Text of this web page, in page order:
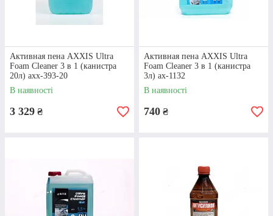
Активная пена AXXIS Ultra
Foam Cleaner 3 в 1 (канистра
20л) axx-393-20
В наявності
3 329 ₴
Активная пена AXXIS Ultra
Foam Cleaner 3 в 1 (канистра
3л) ax-1132
В наявності
740 ₴